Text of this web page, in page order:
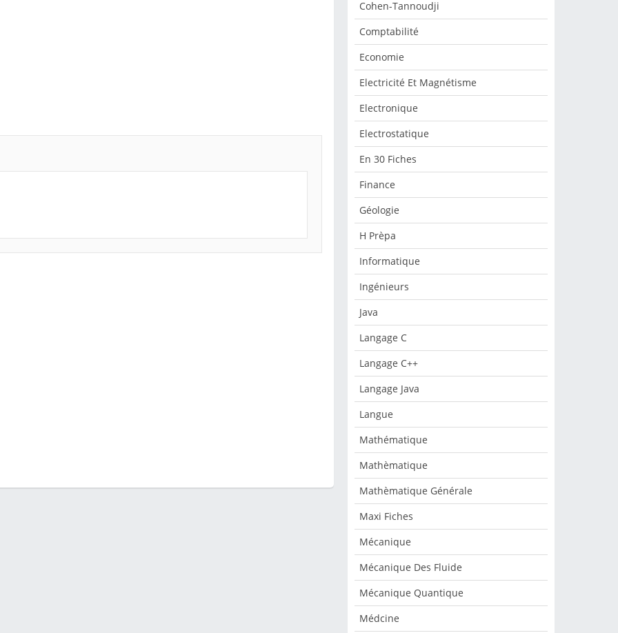
Cohen-Tannoudji
Comptabilité
Economie
Electricité Et Magnétisme
Electronique
Electrostatique
En 30 Fiches
Finance
Géologie
H Prèpa
Informatique
Ingénieurs
Java
Langage C
Langage C++
Langage Java
Langue
Mathématique
Mathèmatique
Mathèmatique Générale
Maxi Fiches
Mécanique
Mécanique Des Fluide
Mécanique Quantique
Médcine